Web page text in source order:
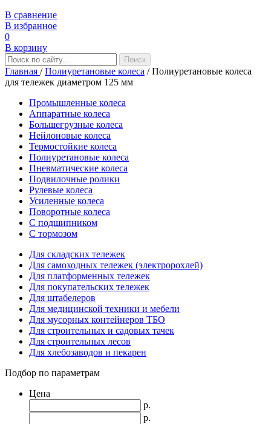
В сравнение
В избранное
0
В корзину
Главная / Полиуретановые колеса / Полиуретановые колеса
для тележек диаметром 125 мм
Промышленные колеса
Аппаратные колеса
Большегрузные колеса
Нейлоновые колеса
Термостойкие колеса
Полиуретановые колеса
Пневматические колеса
Подвилочные ролики
Рулевые колеса
Усиленные колеса
Поворотные колеса
С подшипником
С тормозом
Для складских тележек
Для самоходных тележек (электророхлей)
Для платформенных тележек
Для покупательских тележек
Для штабелеров
Для медицинской техники и мебели
Для мусорных контейнеров ТБО
Для строительных и садовых тачек
Для строительных лесов
Для хлебозаводов и пекарен
Подбор по параметрам
Цена
р.
р.